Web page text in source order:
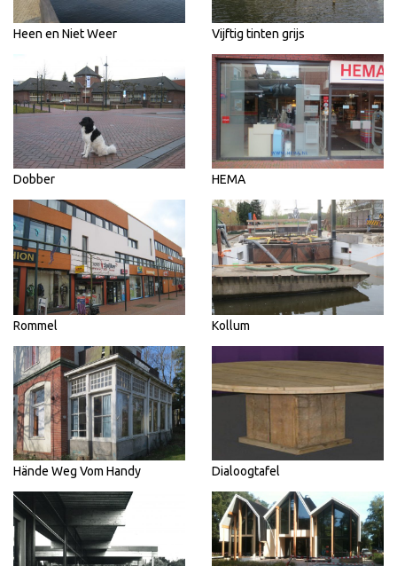
Heen en Niet Weer Vijftig tinten grijs
Dobber HEMA
Rommel Kollum
Hände Weg Vom Handy Dialoogtafel